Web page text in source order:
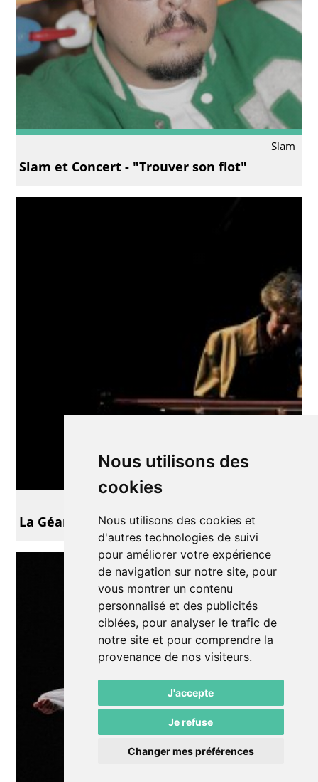
Nous utilisons des
cookies
Nous utilisons des cookies et
d'autres technologies de suivi
pour améliorer votre expérience
de navigation sur notre site, pour
vous montrer un contenu
personnalisé et des publicités
ciblées, pour analyser le trafic de
notre site et pour comprendre la
provenance de nos visiteurs.
J'accepte
Je refuse
Changer mes préférences
Slam
Slam et Concert - "Trouver son flot"
La Géante des Rues de Prague